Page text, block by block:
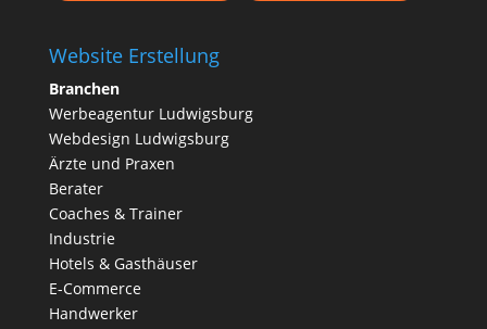
Website Erstellung
Branchen
Werbeagentur Ludwigsburg
Webdesign Ludwigsburg
Ärzte und Praxen
Berater
Coaches & Trainer
Industrie
Hotels & Gasthäuser
E-Commerce
Handwerker